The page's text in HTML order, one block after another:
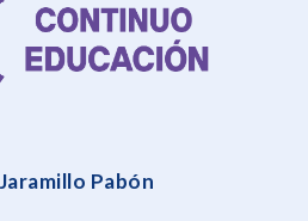
Pabón